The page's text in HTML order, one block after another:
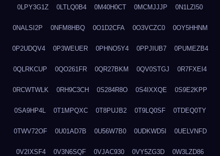
0LPY3G1Z 0LTLQ0B4 0M40H0CT 0MCMJJJP 0N1LZI50
0NALSI2P 0NFM8HBQ 0O1D2CFA 0O3VCZC0 0OY5HHNM
0P2UDQV4 0P3WEUER 0PHNO5Y4 0PPJIUB7 0PUMEZB4
0QLRKCUP 0QO261FR 0QR27BKM 0QV0STGJ 0R7FXEI4
0RCWTWLK 0RH9C3CH 0S284R8O 0S4IXXQE 0S9E2KPP
0SA9HP4L 0T1MPQXC 0T8PUJB2 0T9LQ0SF 0TDEQ0TY
0TWV72OF 0U01AD7B 0U56W7B0 0UDKWD5I 0UELVNFD
0V2IXSF4 0V3N6SQF 0VJAC930 0VY5ZG3D 0W3LZD86